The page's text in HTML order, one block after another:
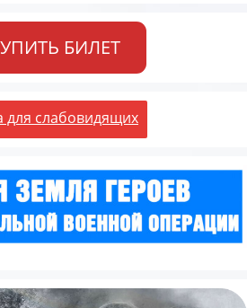
БИЛЕТ
для слабовидящих